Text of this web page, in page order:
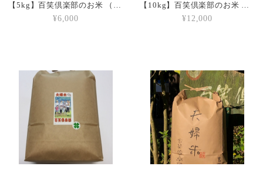
【5kg】百笑倶楽部のお米 （白米）
¥6,000
【10kg】百笑倶楽部のお米 （白米）
¥12,000